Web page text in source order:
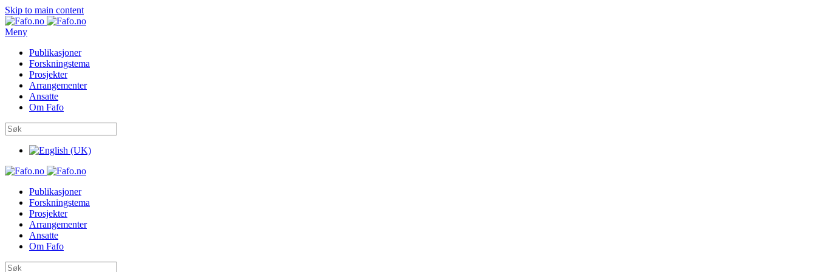
Skip to main content
Meny
Publikasjoner
Forskningstema
Prosjekter
Arrangementer
Ansatte
Om Fafo
Publikasjoner
Forskningstema
Prosjekter
Arrangementer
Ansatte
Om Fafo